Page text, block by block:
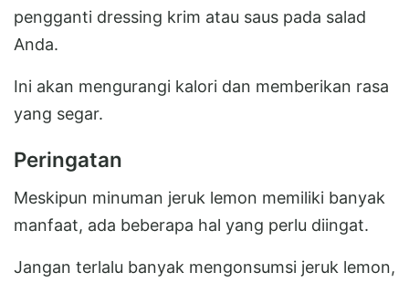
pengganti dressing krim atau saus pada salad
Anda.
Ini akan mengurangi kalori dan memberikan rasa
yang segar.
Peringatan
Meskipun minuman jeruk lemon memiliki banyak
manfaat, ada beberapa hal yang perlu diingat.
Jangan terlalu banyak mengonsumsi jeruk lemon,